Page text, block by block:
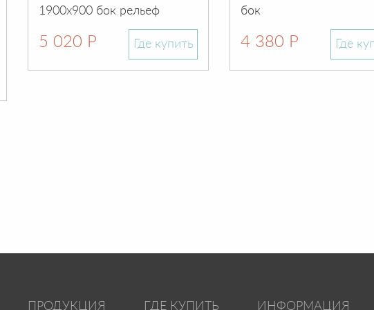
1900х900 бок рельеф
5 020 Р Где купить
бок
4 380 Р Где
ПРОДУКЦИЯ ГДЕ КУПИТЬ ИНФОРМАЦИЯ